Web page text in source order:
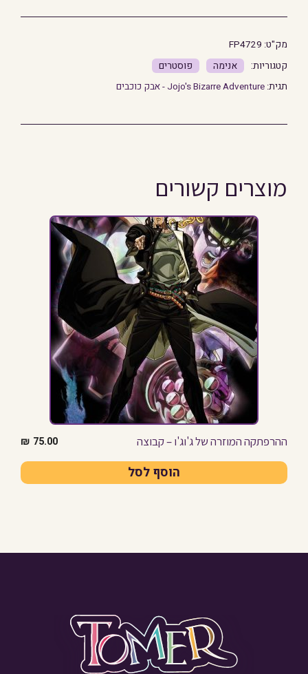
מק"ט: FP4729
אנימה פוסטרים
תגית: Jojo's Bizarre Adventure - אבק כוכבים
מוצרים קשורים
ההרפתקה המוזרה של ג'וג'ו – קבוצה 75.00
₪
הוסף לסל